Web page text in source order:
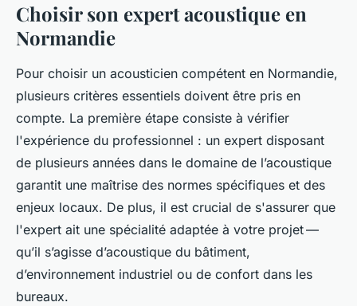
Choisir son expert acoustique en
Normandie
Pour choisir un acousticien compétent en Normandie,
plusieurs critères essentiels doivent être pris en
compte. La première étape consiste à vérifier
l'expérience du professionnel : un expert disposant
de plusieurs années dans le domaine de l’acoustique
garantit une maîtrise des normes spécifiques et des
enjeux locaux. De plus, il est crucial de s'assurer que
l'expert ait une spécialité adaptée à votre projet —
qu’il s’agisse d’acoustique du bâtiment,
d’environnement industriel ou de confort dans les
bureaux.